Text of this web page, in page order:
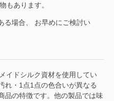
もあります。
場合、
お早めにご検討い
イドシルク資材を使用してい
れ・1点1点の色合いが異なる
品の特徴です。他の製品では味